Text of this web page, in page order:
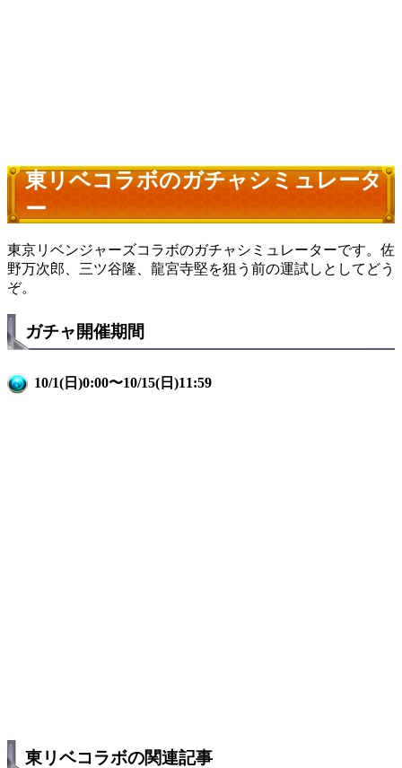
東リベコラボのガチャシミュレータ
ー
東京リベンジャーズコラボのガチャシミュレーターです。佐
野万次郎、三ツ谷隆、龍宮寺堅を狙う前の運試しとしてどう
ぞ。
ガチャ開催期間
10/1(日)0:00〜10/15(日)11:59
東リベコラボの関連記事